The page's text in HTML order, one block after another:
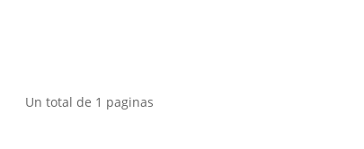
Un total de 1 paginas